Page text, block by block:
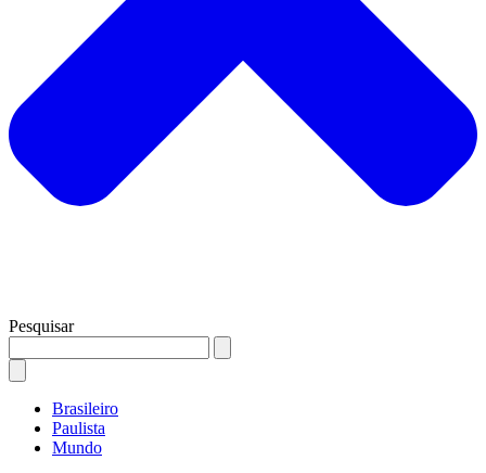
Pesquisar
Brasileiro
Paulista
Mundo